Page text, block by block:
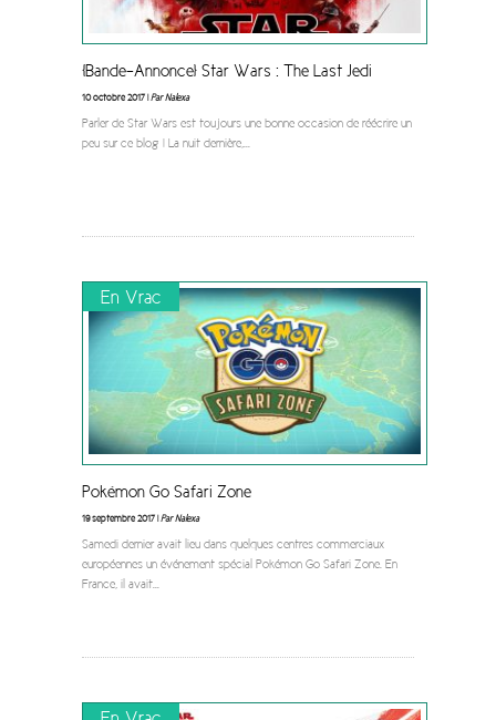
[Bande-Annonce] Star Wars : The Last Jedi
10 octobre 2017 |Par Nalexa
Parler de Star Wars est toujours une bonne occasion de réécrire un
peu sur ce blog ! La nuit dernière,...
En Vrac
Pokémon Go Safari Zone
19 septembre 2017 |Par Nalexa
Samedi dernier avait lieu dans quelques centres commerciaux
européennes un événement spécial Pokémon Go Safari Zone. En
France, il avait...